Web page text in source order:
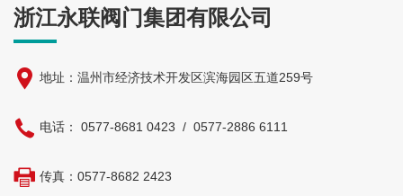
浙江永联阀门集团有限公司
地址：温州市经济技术开发区滨海园区五道259号
电话： 0577-8681 0423 / 0577-2886 6111
传真： 0577-8682 2423